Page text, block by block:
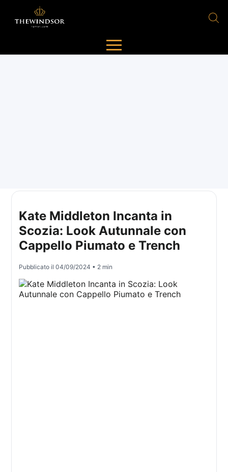
Kate Middleton Incanta in
Scozia: Look Autunnale con
Cappello Piumato e Trench
Pubblicato il04/09/2024 • 2 min